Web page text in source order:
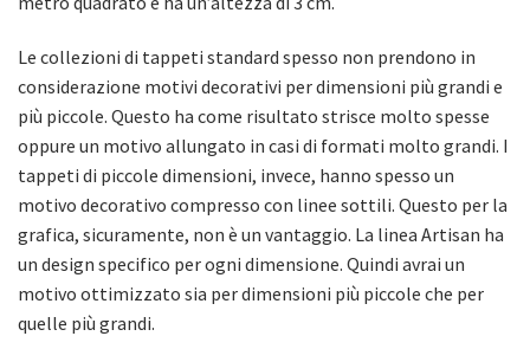
Le collezioni di tappeti standard spesso non prendono in
considerazione motivi decorativi per dimensioni più grandi e
più piccole. Questo ha come risultato strisce molto spesse
oppure un motivo allungato in casi di formati molto grandi. I
tappeti di piccole dimensioni, invece, hanno spesso un
motivo decorativo compresso con linee sottili. Questo per la
grafica, sicuramente, non è un vantaggio. La linea Artisan ha
un design specifico per ogni dimensione. Quindi avrai un
motivo ottimizzato sia per dimensioni più piccole che per
quelle più grandi.